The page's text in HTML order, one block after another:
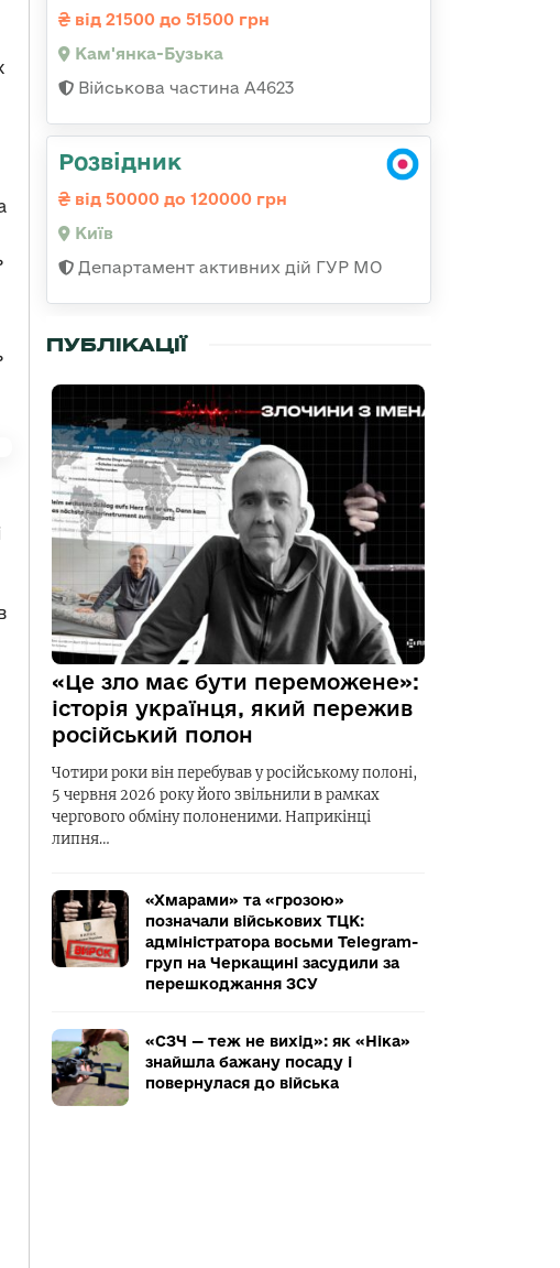
від 21500 до 51500 грн
Кам'янка-Бузька
Військова частина А4623
Розвідник
від 50000 до 120000 грн
Київ
Департамент активних дій ГУР МО
ПУБЛІКАЦІЇ
«Це зло має бути переможене»:
історія українця, який пережив
російський полон
Чотири роки він перебував у російському полоні,
5 червня 2026 року його звільнили в рамках
чергового обміну полоненими. Наприкінці
липня…
«Хмарами» та «грозою»
позначали військових ТЦК:
адміністратора восьми Telegram-
груп на Черкащині засудили за
перешкоджання ЗСУ
«СЗЧ — теж не вихід»: як «Ніка»
знайшла бажану посаду і
повернулася до війська